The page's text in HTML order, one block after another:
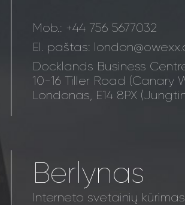
Mob.: +44 756 5677032
El. paštas:
Docklands Business
10-16 Tiller Road (Canary
Londonas, E14 8PX
Berlynas
Interneto svetainių